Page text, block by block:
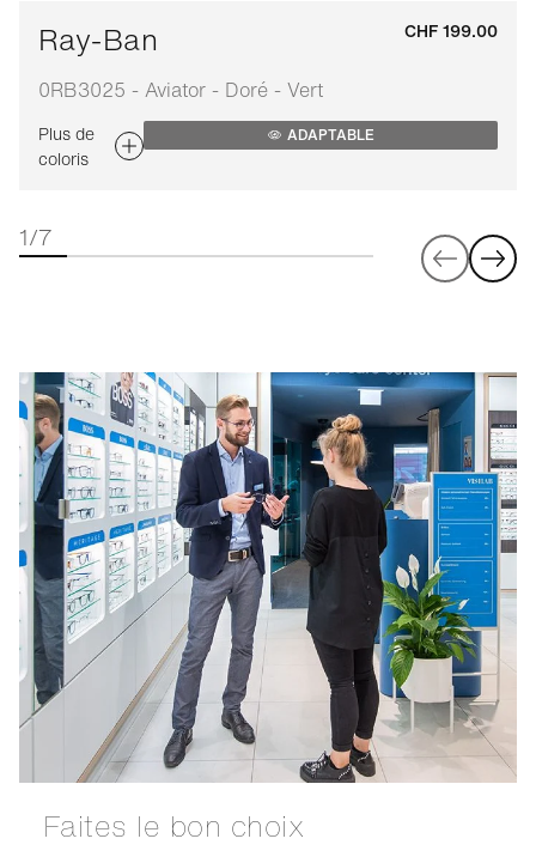
Ray-Ban
0RB3025 - Aviator - Doré - Vert
CHF 199.00
Plus de
coloris
ADAPTABLE
1/7
Faites le bon choix